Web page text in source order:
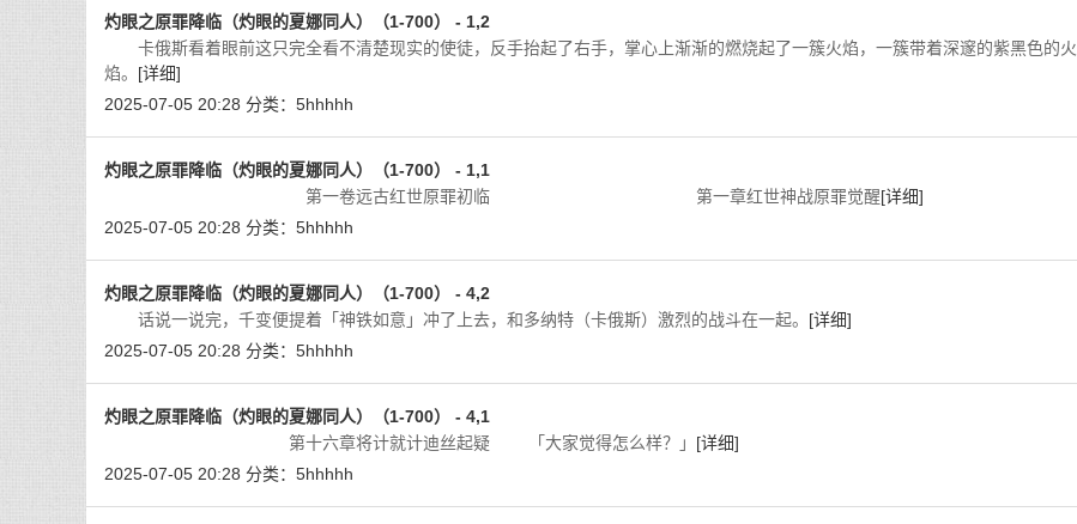
灼眼之原罪降临（灼眼的夏娜同人）（1-700） - 1,2
卡俄斯看着眼前这只完全看不清楚现实的使徒，反手抬起了右手，掌心上渐渐的燃烧起了一簇火焰，一簇带着深邃的紫黑色的火
焰。 [详细]
2025-07-05 20:28 分类： 5hhhhh
灼眼之原罪降临（灼眼的夏娜同人）（1-700） - 1,1
第一卷远古红世原罪初临 第一章红世神战原罪觉醒[详细]
2025-07-05 20:28 分类： 5hhhhh
灼眼之原罪降临（灼眼的夏娜同人）（1-700） - 4,2
话说一说完，千变便提着「神铁如意」冲了上去，和多纳特（卡俄斯）激烈的战斗在一起。 [详细]
2025-07-05 20:28 分类： 5hhhhh
灼眼之原罪降临（灼眼的夏娜同人）（1-700） - 4,1
第十六章将计就计迪丝起疑 「大家觉得怎么样？」 [详细]
2025-07-05 20:28 分类： 5hhhhh